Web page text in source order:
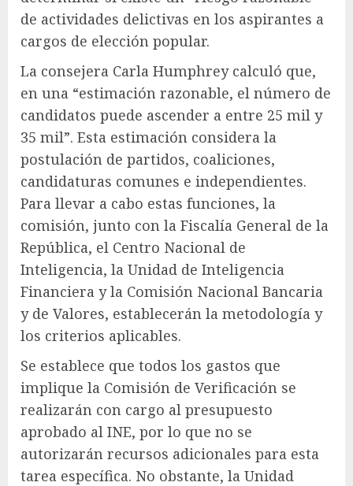
de actividades delictivas en los aspirantes a
cargos de elección popular.
La consejera Carla Humphrey calculó que,
en una “estimación razonable, el número de
candidatos puede ascender a entre 25 mil y
35 mil”. Esta estimación considera la
postulación de partidos, coaliciones,
candidaturas comunes e independientes.
Para llevar a cabo estas funciones, la
comisión, junto con la Fiscalía General de la
República, el Centro Nacional de
Inteligencia, la Unidad de Inteligencia
Financiera y la Comisión Nacional Bancaria
y de Valores, establecerán la metodología y
los criterios aplicables.
Se establece que todos los gastos que
implique la Comisión de Verificación se
realizarán con cargo al presupuesto
aprobado al INE, por lo que no se
autorizarán recursos adicionales para esta
tarea específica. No obstante, la Unidad